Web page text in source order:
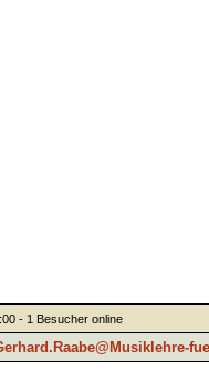
- 1 Besucher online